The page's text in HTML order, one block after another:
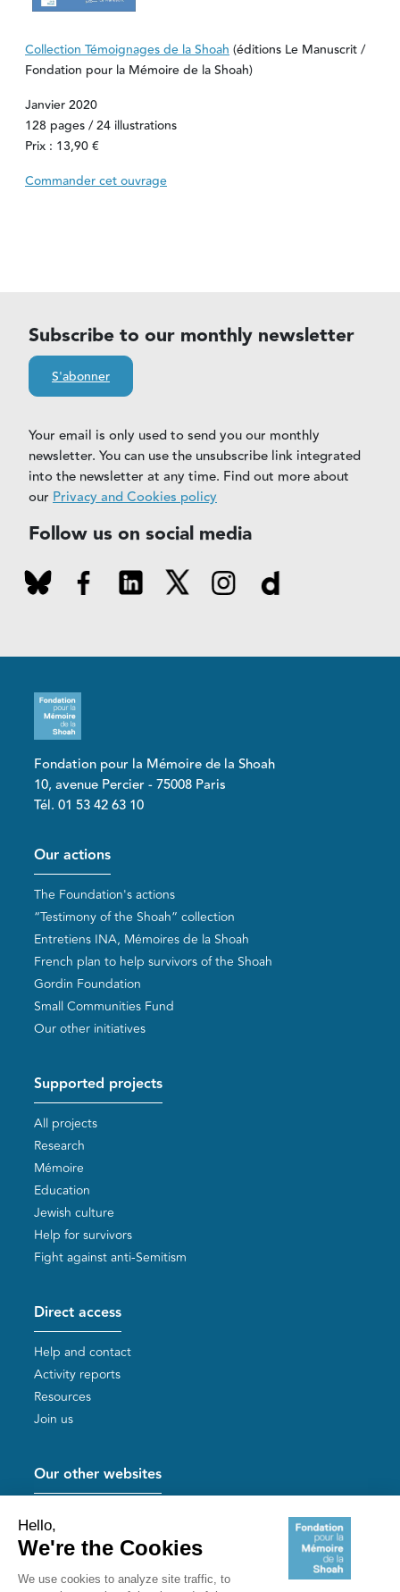
Collection Témoignages de la Shoah(éditions Le Manuscrit /
Fondation pour la Mémoire de la Shoah)
Janvier 2020
128 pages / 24 illustrations
Prix : 13,90 €
Commander cet ouvrage
Subscribe to our monthly newsletter
S'abonner
Your email is only used to send you our monthly
newsletter. You can use the unsubscribe link integrated
into the newsletter at any time. Find out more about
our Privacy and Cookies policy
Follow us on social media
Fondation pour la Mémoire de la Shoah
10, avenue Percier - 75008 Paris
Tél. 01 53 42 63 10
Pied de page
Our actions
The Foundation's actions
“Testimony of the Shoah” collection
Entretiens INA, Mémoires de la Shoah
French plan to help survivors of the Shoah
Gordin Foundation
Small Communities Fund
Our other initiatives
Supported projects
All projects
Research
Mémoire
Education
Jewish culture
Help for survivors
Fight against anti-Semitism
Direct access
Help and contact
Activity reports
Resources
Join us
Our other websites
Mémoires vives
Useful links